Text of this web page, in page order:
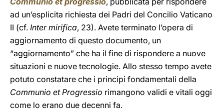
ad un’esplicita richiesta dei Padri del Concilio Vaticano
II (cf. Inter mirifica, 23). Avete terminato l’opera di
aggiornamento di questo documento, un
“aggiornamento” che ha il fine di rispondere a nuove
situazioni e nuove tecnologie. Allo stesso tempo avete
potuto constatare che i principi fondamentali della
Communio et Progressio rimangono validi e vitali oggi
come lo erano due decenni fa.